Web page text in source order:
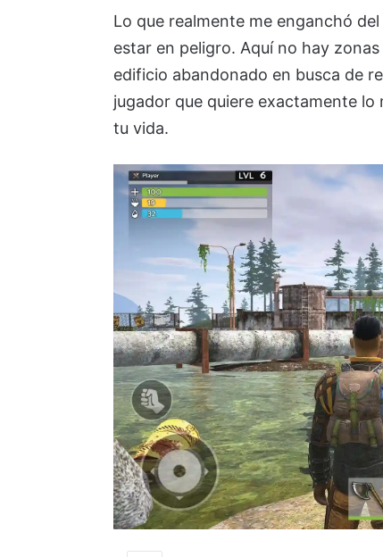
Lo que realmente me enganchó
estar en peligro. Aquí no hay
edificio abandonado en busca de
jugador que quiere exactamente
tu vida.